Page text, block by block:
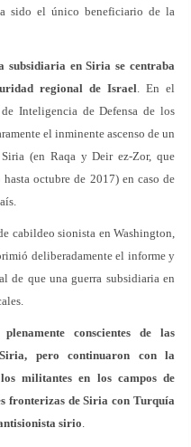
sido el único beneficiario de la
subsidiaria en Siria se centraba
regional de Israel. En el
Inteligencia de Defensa de los
el inminente ascenso de un
(en Raqa y Deir ez-Zor, que
octubre de 2017) en caso de
cabildeo sionista en Washington,
deliberadamente el informe y
de que una guerra subsidiaria en
conscientes de las
Siria, pero continuaron con la
militantes en los campos de
fronterizas de Siria con Turquía
sirio.